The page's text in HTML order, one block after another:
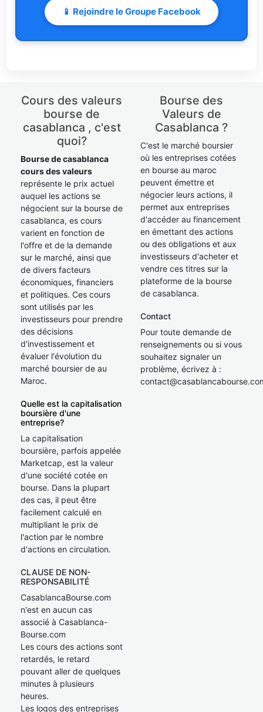
📱 Rejoindre le Groupe Facebook
Cours des valeurs
bourse de
casablanca , c'est
quoi?
Bourse de casablanca
cours des valeurs
représente le prix actuel
auquel les actions se
négocient sur la bourse de
casablanca, es cours
varient en fonction de
l'offre et de la demande
sur le marché, ainsi que
de divers facteurs
économiques, financiers
et politiques. Ces cours
sont utilisés par les
investisseurs pour prendre
des décisions
d'investissement et
évaluer l'évolution du
marché boursier de au
Maroc.
Quelle est la capitalisation
boursière d'une
entreprise?
La capitalisation
boursière, parfois appelée
Marketcap, est la valeur
d'une société cotée en
bourse. Dans la plupart
des cas, il peut être
facilement calculé en
multipliant le prix de
l'action par le nombre
d'actions en circulation.
CLAUSE DE NON-
RESPONSABILITÉ
CasablancaBourse.com
n'est en aucun cas
associé à Casablanca-
Bourse.com
Les cours des actions sont
retardés, le retard
pouvant aller de quelques
minutes à plusieurs
heures.
Les logos des entreprises
Bourse des
Valeurs de
Casablanca ?
C'est le marché boursier
où les entreprises cotées
en bourse au maroc
peuvent émettre et
négocier leurs actions, il
permet aux entreprises
d'accéder au financement
en émettant des actions
ou des obligations et aux
investisseurs d'acheter et
vendre ces titres sur la
plateforme de la bourse
de casablanca.
Contact
Pour toute demande de
renseignements ou si vous
souhaitez signaler un
problème, écrivez à :